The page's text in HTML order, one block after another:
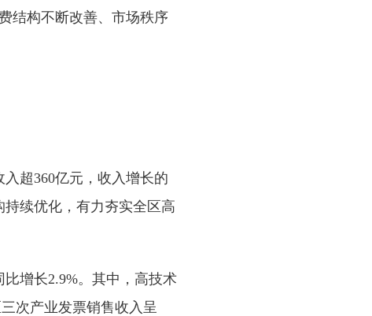
结构不断改善、市场秩序
超360亿元，收入增长的
续优化，有力夯实全区高
增长2.9%。其中，高技术
次产业发票销售收入呈